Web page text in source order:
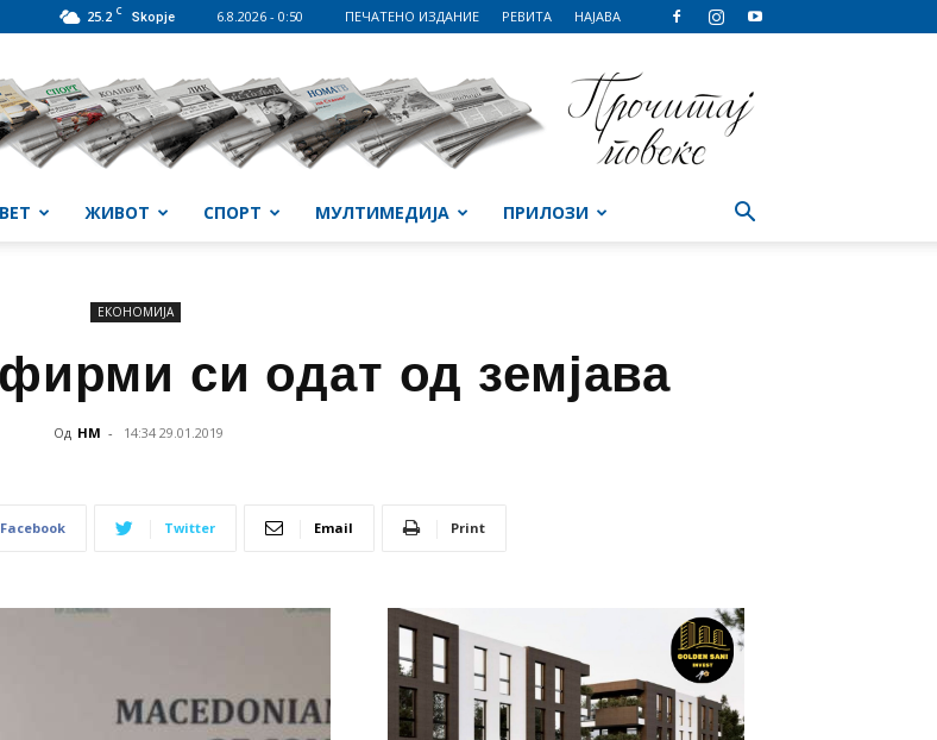
25.2 C Skopje 6.8.2026 - 0:50 ПЕЧАТЕНО ИЗДАНИЕ РЕВИТА НАЈАВА
ЖИВОТ СПОРТ МУЛТИМЕДИЈА ПРИЛОЗИ
ЕКОНОМИЈА
си одат од земјава
Од НМ - 14:34 29.01.2019
Facebook Twitter Email Print